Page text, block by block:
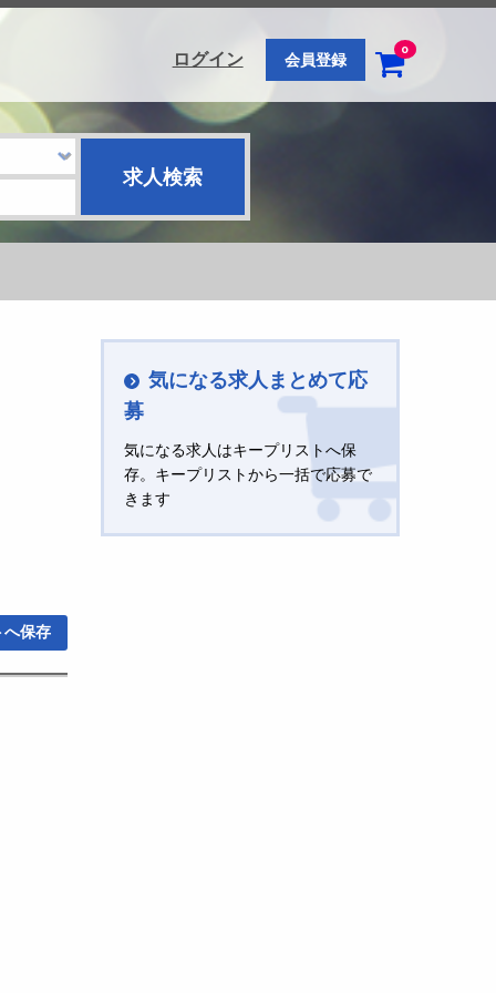
ログイン 会員登録
0
保存
気になる求人まとめて応
募
気になる求人はキープリストへ保
存。キープリストから一括で応募で
きます